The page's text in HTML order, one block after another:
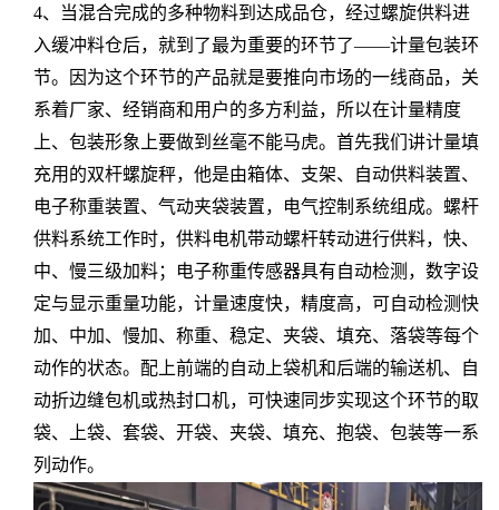
4、当混合完成的多种物料到达成品仓，经过螺旋供料进
入缓冲料仓后，就到了最为重要的环节了——计量包装环
节。因为这个环节的产品就是要推向市场的一线商品，关
系着厂家、经销商和用户的多方利益，所以在计量精度
上、包装形象上要做到丝毫不能马虎。首先我们讲计量填
充用的双杆螺旋秤，他是由箱体、支架、自动供料装置、
电子称重装置、气动夹袋装置，电气控制系统组成。螺杆
供料系统工作时，供料电机带动螺杆转动进行供料，快、
中、慢三级加料；电子称重传感器具有自动检测，数字设
定与显示重量功能，计量速度快，精度高，可自动检测快
加、中加、慢加、称重、稳定、夹袋、填充、落袋等每个
动作的状态。配上前端的自动上袋机和后端的输送机、自
动折边缝包机或热封口机，可快速同步实现这个环节的取
袋、上袋、套袋、开袋、夹袋、填充、抱袋、包装等一系
列动作。